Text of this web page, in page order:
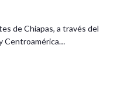
de Chiapas, a través del
Centroamérica…